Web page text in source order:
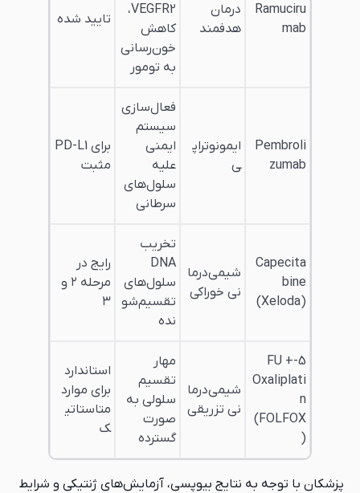
Ramuciru
mab
درمان
هدفمند
VEGFR2،
کاهش
خون‌رسانی
به تومور
تایید شده
Pembroli
zumab
ایمونوتراپ
ی
فعال‌سازی
سیستم
ایمنی
علیه
سلول‌های
سرطانی
برای PD-L1
مثبت
Capecita
bine
(Xeloda)
شیمی‌درما
نی خوراکی
تخریب
DNA
سلول‌های
تقسیم‌شو
نده
رایج در
مرحله ۲ و
۳
5-FU +
Oxaliplati
n
(FOLFOX
)
شیمی‌درما
نی تزریقی
مهار
تقسیم
سلولی به
صورت
گسترده
استاندارد
برای موارد
متاستاتی
ک
پزشکان با توجه به نتایج بیوپسی، آزمایش‌های ژنتیکی و شرایط